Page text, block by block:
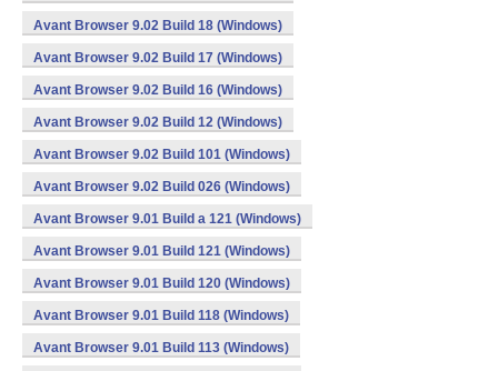
Avant Browser 9.02 Build 18 (Windows)
Avant Browser 9.02 Build 17 (Windows)
Avant Browser 9.02 Build 16 (Windows)
Avant Browser 9.02 Build 12 (Windows)
Avant Browser 9.02 Build 101 (Windows)
Avant Browser 9.02 Build 026 (Windows)
Avant Browser 9.01 Build a 121 (Windows)
Avant Browser 9.01 Build 121 (Windows)
Avant Browser 9.01 Build 120 (Windows)
Avant Browser 9.01 Build 118 (Windows)
Avant Browser 9.01 Build 113 (Windows)